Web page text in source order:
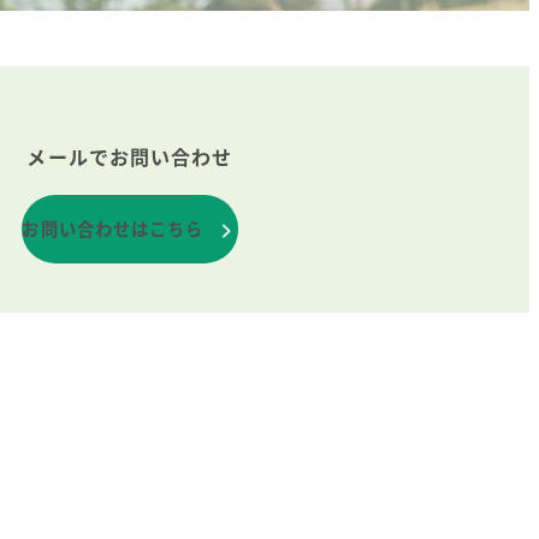
メールでお問い合わせ
お問い合わせはこちら